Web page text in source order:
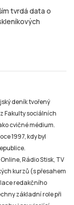
tvrdá data o
deník tvořený
Fakulty sociálních
cvičné médium.
1997, kdy byl
Rádio Stisk, TV
kurzů (s přesahem
redakčního
základní role při